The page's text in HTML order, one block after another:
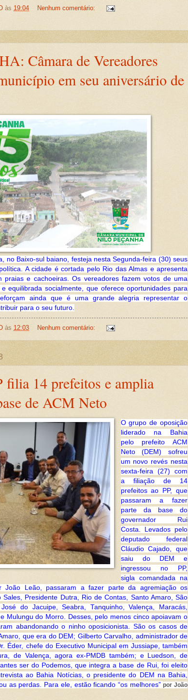
às 19:04
Nenhum comentário:
Câmara de Vereadores
em seu aniversário de
no Baixo-sul baiano, festeja nesta Segunda-feira (30) seus
A cidade é cortada pelo Rio das Almas e apresenta
praias e cachoeiras. Os vereadores fazem votos de uma
equilibrada socialmente, que oferece oportunidades para
ainda que é uma grande alegria representar o
para o seu futuro.
às 12:03 Nenhum comentário:
14 prefeitos e amplia
de ACM Neto
O grupo de oposição
liderado na Bahia
pelo prefeito ACM
Neto (DEM) sofreu
um novo revés nesta
sexta-feira (27) com
a filiação de 14
prefeitos ao PP, que
passaram a fazer
parte da base do
governador Rui
Costa. Levados pelo
deputado federal
Cláudio Cajado, que
saiu do DEM e
ingressou no PP,
sigla comandada na
João Leão, passaram a fazer parte da agremiação os
Presidente Dutra, Rio de Contas, Santo Amaro, São
do Jacuipe, Seabra, Tanquinho, Valença, Maracás,
Mulungu do Morro. Desses, pelo menos cinco apoiavam o
abandonando o ninho oposicionista. São os casos de
que era do DEM; Gilberto Carvalho, administrador de
Éder, chefe do Executivo Municipal em Jussiape, também
de Valença, agora ex-PMDB também; e Luedson, de
ser do Podemos, que integra a base de Rui, foi eleito
ao Bahia Notícias, o presidente do DEM na Bahia,
as perdas. Para ele, estão ficando “os melhores”por João